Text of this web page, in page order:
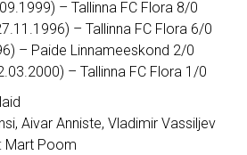
– Tallinna FC Flora 8/0
– Tallinna FC Flora 6/0
– Paide Linnameeskond 2/0
– Tallinna FC Flora 1/0
Aivar Anniste, Vladimir Vassiljev
Mart Poom